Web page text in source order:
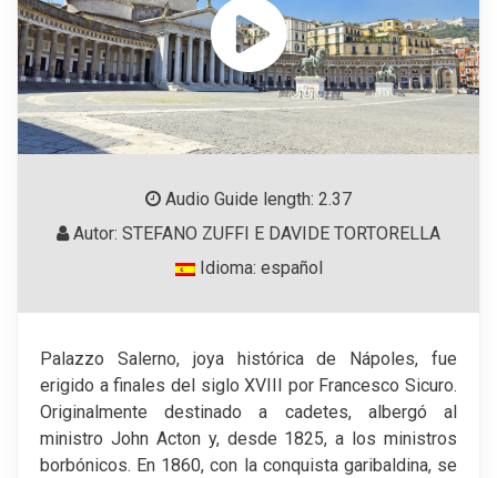
Audio Guide length: 2.37
Autor: STEFANO ZUFFI E DAVIDE TORTORELLA
Idioma: español
Palazzo Salerno, joya histórica de Nápoles, fue
erigido a finales del siglo XVIII por Francesco Sicuro.
Originalmente destinado a cadetes, albergó al
ministro John Acton y, desde 1825, a los ministros
borbónicos. En 1860, con la conquista garibaldina, se